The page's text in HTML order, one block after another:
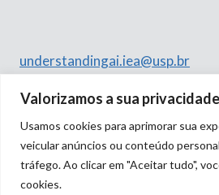
Valorizamos a sua privacidade
Usamos cookies para aprimorar sua
veicular anúncios ou conteúdo
tráfego. Ao clicar em "Aceitar tudo",
cookies.
understandingai.iea@usp.br
Rua do Anfiteatro, 513
Butantã, São Paulo – SP
05508-060